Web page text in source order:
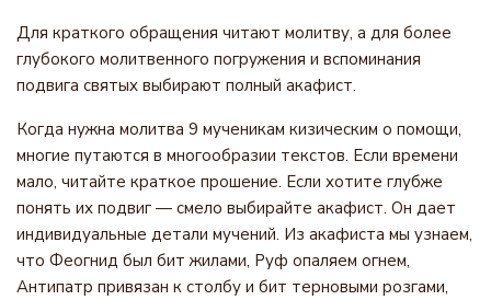
Для краткого обращения читают молитву, а для более
глубокого молитвенного погружения и вспоминания
подвига святых выбирают полный акафист.
Когда нужна молитва 9 мученикам кизическим о помощи,
многие путаются в многообразии текстов. Если времени
мало, читайте краткое прошение. Если хотите глубже
понять их подвиг — смело выбирайте акафист. Он дает
индивидуальные детали мучений. Из акафиста мы узнаем,
что Феогнид был бит жилами, Руф опаляем огнем,
Антипатр привязан к столбу и бит терновыми розгами,